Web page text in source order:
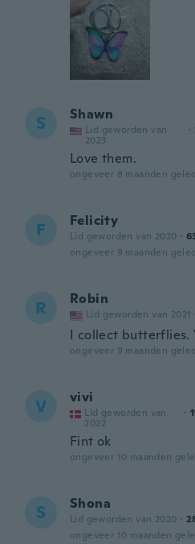
S Shawn
Lid geworden van
2023
·
Love them.
ongeveer 8 maanden
F Felicity
Lid geworden van 2020 ·
ongeveer 9 maanden
R Robin
Lid geworden van 2021
I collect butterflies.
ongeveer 9 maanden
V vivi
Lid geworden van
2022
·
Fint ok
ongeveer 10 maanden
S Shona
Lid geworden van 2020 ·
ongeveer 10 maanden